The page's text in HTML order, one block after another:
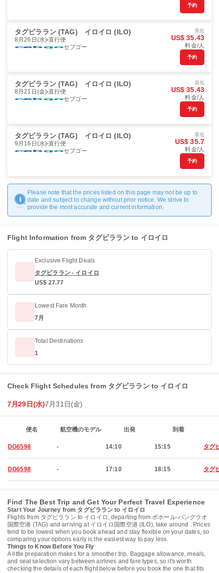
予約
タグビララン (TAG) イロイロ (ILO)
8月26日(水) 直行便
セブゴー
最低
US$ 35.43
料金/人
予約
タグビララン (TAG) イロイロ (ILO)
8月21日(金) 直行便
セブゴー
最低
US$ 35.43
料金/人
予約
タグビララン (TAG) イロイロ (ILO)
9月16日(水) 直行便
セブゴー
最低
US$ 35.7
料金/人
予約
Please note that the prices listed on this page may not be up to
date and subject to change without prior notice. We strive to
provide the most accurate and current information.
Flight Information from タグビララン to イロイロ
Exclusive Flight Deals
タグビララン - イロイロ
US$ 27.77
Lowest Fare Month
7月
Total Destinations
1
Check Flight Schedules from タグビララン to イロイロ
7月29日(水)7月31日(金)
便名 航空機のモデル 出発 到着
DG6598 - 14:10 15:15 タグ
DG6598 - 17:10 18:15 タグ
Find The Best Trip and Get Your Perfect Travel Experience
Start Your Journey from タグビララン to イロイロ
Flights from タグビララン to イロイロ, departing from ボホール-パングラオ
国際空港 (TAG) and arriving at イロイロ国際空港 (ILO), take around . Prices
tend to be lowest when you book ahead and stay flexible on your dates, so
comparing your options early is the easiest way to pay less.
Things to Know Before You Fly
A little preparation makes for a smoother trip. Baggage allowance, meals,
and seat selection vary between airlines and fare types, so it's worth
checking the details of each flight below before you book the one that fits